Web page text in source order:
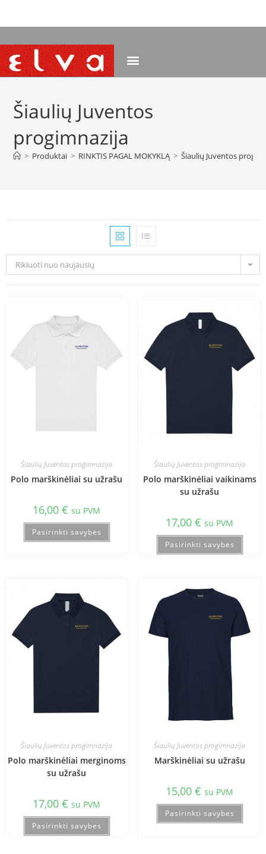
Šiaulių Juventos
progimnazija
> Produktai > RINKTIS PAGAL MOKYKLĄ > Šiaulių Juventos
Rikiuoti nuo naujausių
Šiaulių Juventos progimnazija
Polo marškinėliai su užrašu
16,00 € su PVM
Pasirinkti savybes
Šiaulių Juventos progimnazija
Polo marškinėliai vaikinams
su užrašu
17,00 € su PVM
Pasirinkti savybes
Šiaulių Juventos progimnazija
Polo marškinėliai merginoms
su užrašu
17,00 € su PVM
Pasirinkti savybes
Šiaulių Juventos progimnazija
Marškinėliai su užrašu
15,00 € su PVM
Pasirinkti savybes